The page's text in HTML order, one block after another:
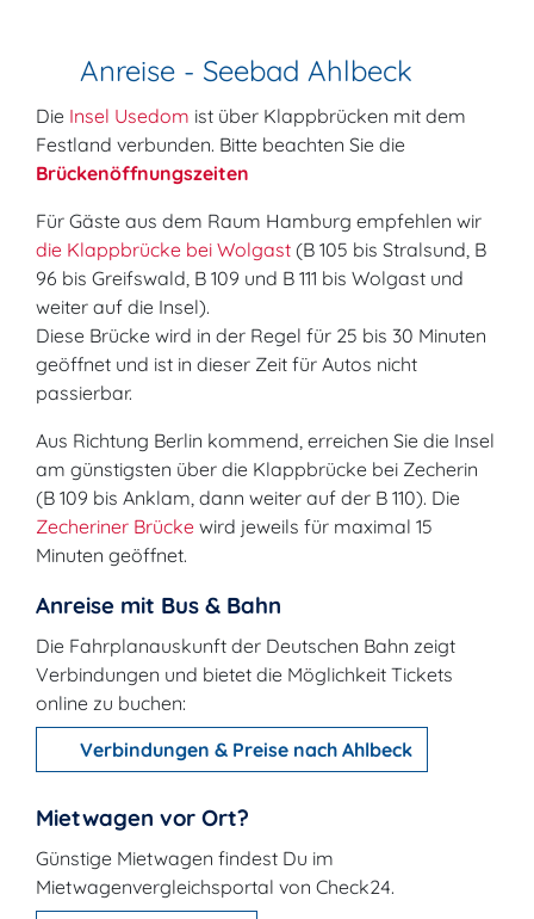
Anreise - Seebad Ahlbeck
Die Insel Usedom ist über Klappbrücken mit dem
Festland verbunden. Bitte beachten Sie die
Brückenöffnungszeiten
Für Gäste aus dem Raum Hamburg empfehlen wir
die Klappbrücke bei Wolgast (B 105 bis Stralsund, B
96 bis Greifswald, B 109 und B 111 bis Wolgast und
weiter auf die Insel).
Diese Brücke wird in der Regel für 25 bis 30 Minuten
geöffnet und ist in dieser Zeit für Autos nicht
passierbar.
Aus Richtung Berlin kommend, erreichen Sie die Insel
am günstigsten über die Klappbrücke bei Zecherin
(B 109 bis Anklam, dann weiter auf der B 110). Die
Zecheriner Brücke wird jeweils für maximal 15
Minuten geöffnet.
Anreise mit Bus & Bahn
Die Fahrplan­auskunft der Deutschen Bahn zeigt
Verbindungen und bietet die Möglichkeit Tickets
online zu buchen:
Verbindungen & Preise nach Ahlbeck
Mietwagen vor Ort?
Günstige Mietwagen findest Du im
Mietwagenvergleichsportal von Check24.